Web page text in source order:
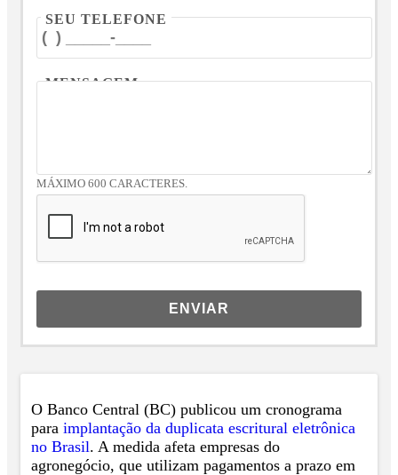
SEU TELEFONE
MENSAGEM
MÁXIMO 600 CARACTERES.
ENVIAR
O Banco Central (BC) publicou um cronograma
para implantação da duplicata escritural eletrônica
no Brasil. A medida afeta empresas do
agronegócio, que utilizam pagamentos a prazo em